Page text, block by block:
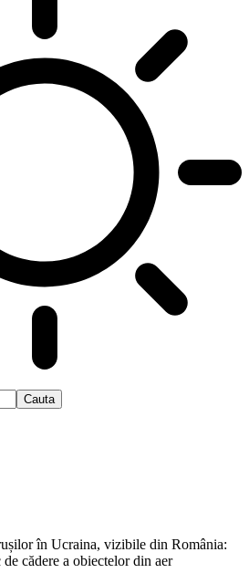
în Ucraina, vizibile din România:
cădere a obiectelor din aer